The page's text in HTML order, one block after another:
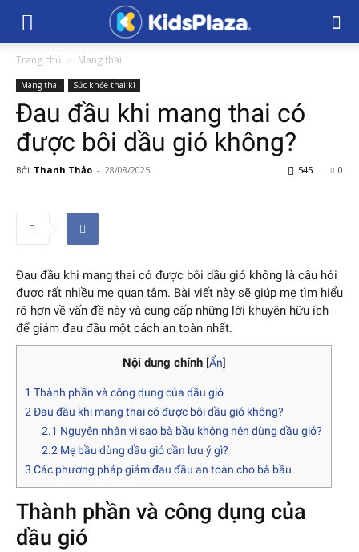
Trang chủ Mang thai
Mang thai Sức khỏe thai kì
Đau đầu khi mang thai có
được bôi dầu gió không?
Bởi Thanh Thảo - 28/08/2025 0
545
Đau đầu khi mang thai có được bôi dầu gió không là câu hỏi
được rất nhiều mẹ quan tâm. Bài viết này sẽ giúp mẹ tìm hiểu
rõ hơn về vấn đề này và cung cấp những lời khuyên hữu ích
để giảm đau đầu một cách an toàn nhất.
Nội dung chính [Ẩn]
1 Thành phần và công dụng của dầu gió
2Đau đầu khi mang thai có được bôi dầu gió không?
2.1 Nguyên nhân vì sao bà bầu không nên dùng dầu gió?
2.2 Mẹ bầu dùng dầu gió cần lưu ý gì?
3 Các phương pháp giảm đau đầu an toàn cho bà bầu
Thành phần và công dụng của
dầu gió